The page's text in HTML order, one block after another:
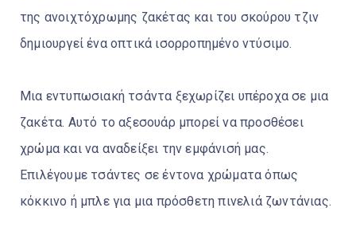
της ανοιχτόχρωμης ζακέτας και του σκούρου τζιν
δημιουργεί ένα οπτικά ισορροπημένο ντύσιμο.
Μια εντυπωσιακή τσάντα ξεχωρίζει υπέροχα σε μια
ζακέτα. Αυτό το αξεσουάρ μπορεί να προσθέσει
χρώμα και να αναδείξει την εμφάνισή μας.
Επιλέγουμε τσάντες σε έντονα χρώματα όπως
κόκκινο ή μπλε για μια πρόσθετη πινελιά ζωντάνιας.